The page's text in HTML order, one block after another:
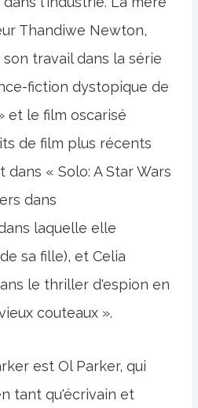
Thandiwe Newton,
travail dans la série
fiction dystopique de
et le film oscarisé
de film plus récents
« Solo: A Star Wars
dans
laquelle elle
sa fille), et Celia
le thriller d'espion en
couteaux ».
est Ol Parker, qui
tant qu'écrivain et